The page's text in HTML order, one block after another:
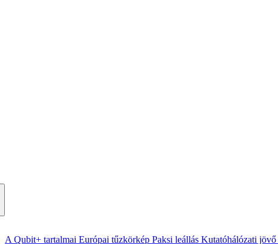
A Qubit+ tartalmai Európai tűzkörkép Paksi leállás Kutatóhálózati jövő